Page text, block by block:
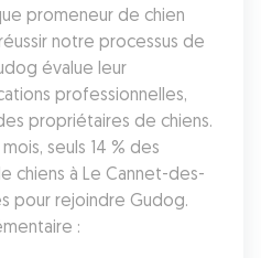
promeneur de chien
notre processus de
évalue leur
professionnelles,
propriétaires de chiens.
seuls 14 % des
chiens à Le Cannet-des-
pour rejoindre Gudog.
: